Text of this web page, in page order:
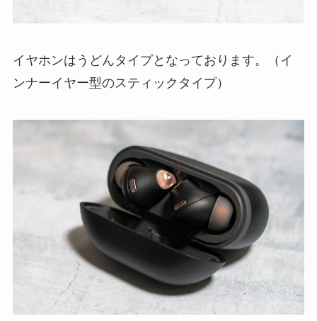
イヤホンはうどんタイプとなっております。（イ
ンナーイヤー型のスティックタイプ）